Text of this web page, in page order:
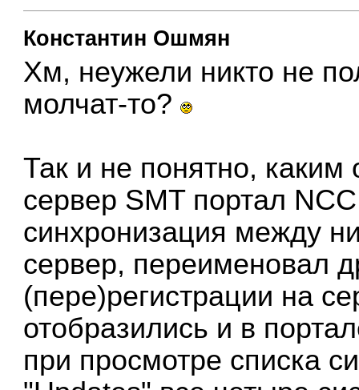
Константин Ошмян
Хм, неужели никто не
молчат-то?
Так и не понятно,
сервер SMT портал
синхронизация между
сервер, переименовал
(пере)регистрации на
отобразились и в
при просмотре списка